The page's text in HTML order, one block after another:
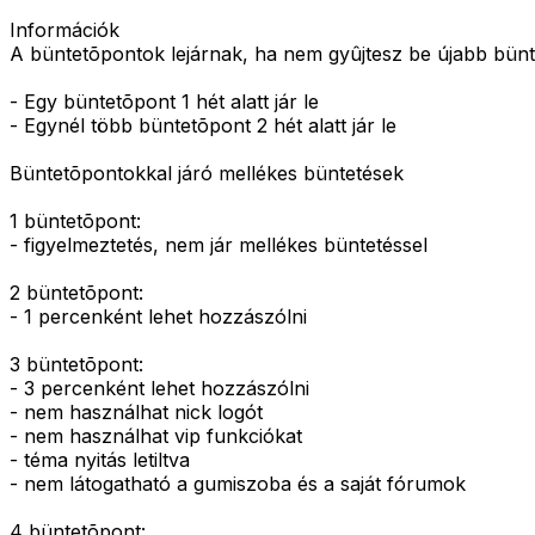
Információk
A büntetõpontok lejárnak, ha nem gyûjtesz be újabb
- Egy büntetõpont 1 hét alatt jár le
- Egynél több büntetõpont 2 hét alatt jár le
Büntetõpontokkal járó mellékes büntetések
1 büntetõpont:
- figyelmeztetés, nem jár mellékes büntetéssel
2 büntetõpont:
- 1 percenként lehet hozzászólni
3 büntetõpont:
- 3 percenként lehet hozzászólni
- nem használhat nick logót
- nem használhat vip funkciókat
- téma nyitás letiltva
- nem látogatható a gumiszoba és a saját fórumok